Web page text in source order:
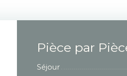
Pièce par
Séjour